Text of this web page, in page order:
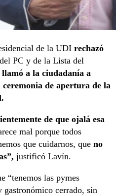
de la UDI rechazó
PC y de la Lista del
llamó a la ciudadanía a
de apertura de la
de que ojalá esa
mal porque todos
que cuidarnos, que no
justificó Lavín.
“tenemos las pymes
gastronómico cerrado, sin